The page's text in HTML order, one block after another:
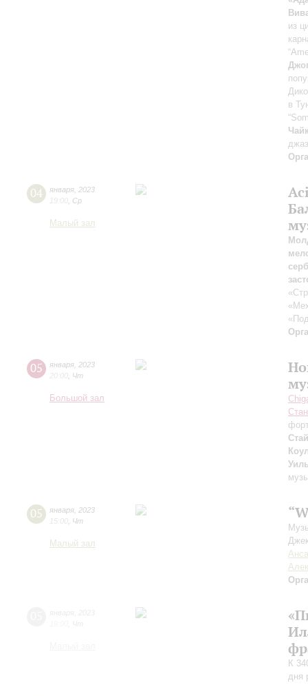
из
в
04 января 2023
19:00 Ср
Малый зал
05 января 2023
20:00 Чт
Большой зал
05 января 2023
15:00 Чт
Малый зал
К
дня